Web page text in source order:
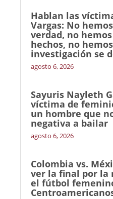
Hablan las
Vargas: No
verdad, no
hechos, no
investigación se
agosto 6, 2026
Sayuris Nayleth
víctima de
un hombre que
negativa a bailar
agosto 6, 2026
Colombia vs.
ver la final por la
el fútbol